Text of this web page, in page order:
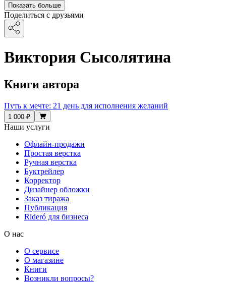
Показать больше
Поделиться с друзьями
Виктория Сысолятина
Книги автора
Путь к мечте: 21 день для исполнения желаний
1 000 ₽
Наши услуги
Офлайн-продажи
Простая верстка
Ручная верстка
Буктрейлер
Корректор
Дизайнер обложки
Заказ тиража
Публикация
Rideró для бизнеса
О нас
О сервисе
О магазине
Книги
Возникли вопросы?